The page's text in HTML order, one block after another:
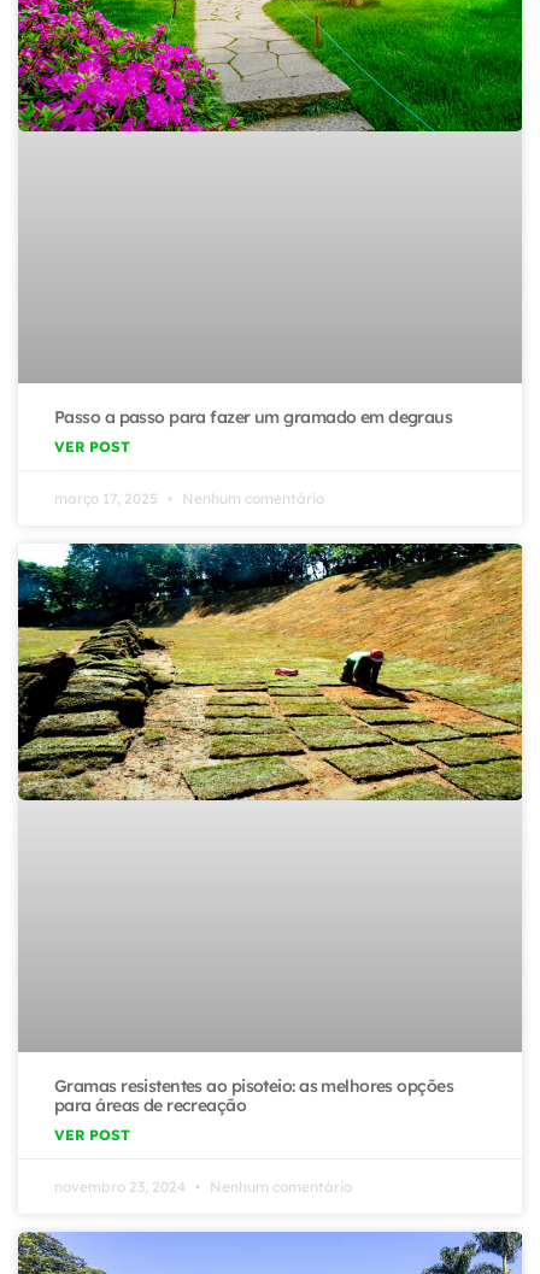
Passo a passo para fazer um gramado em degraus
VER POST
março 17, 2025 Nenhum comentário
Gramas resistentes ao pisoteio: as melhores opções
para áreas de recreação
VER POST
novembro 23, 2024 Nenhum comentário